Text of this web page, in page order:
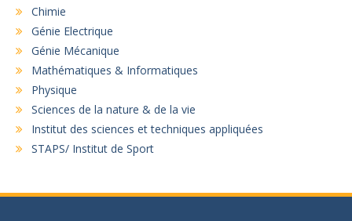
Chimie
Génie Electrique
Génie Mécanique
Mathématiques & Informatiques
Physique
Sciences de la nature & de la vie
Institut des sciences et techniques appliquées
STAPS/ Institut de Sport